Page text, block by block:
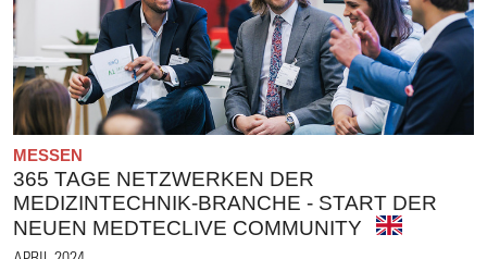
MESSEN
365 TAGE NETZWERKEN DER
MEDIZINTECHNIK-BRANCHE - START DER
NEUEN MEDTECLIVE COMMUNITY